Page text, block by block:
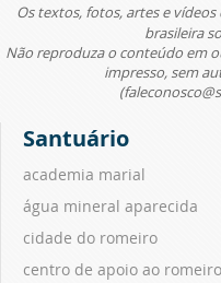
Os textos, fotos, artes e
brasileira
Não reproduza o conteúdo em
impresso, sem
Santuário
academia marial
água mineral aparecida
cidade do romeiro
centro de apoio ao romeiro